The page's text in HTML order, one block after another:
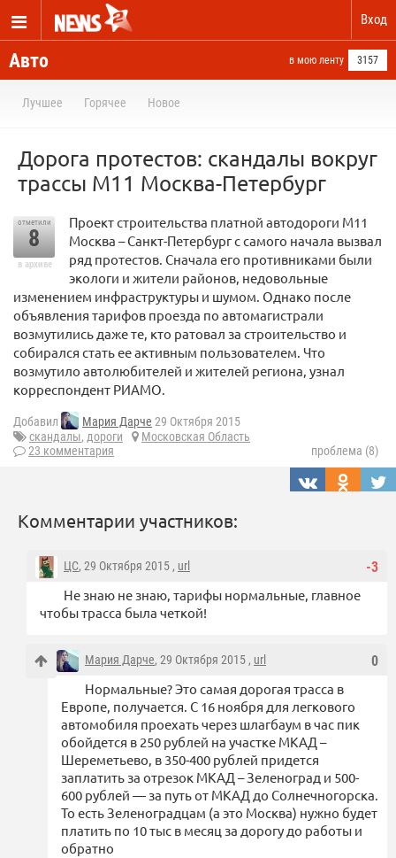
Вход
Авто в мою ленту 3157
Лучшее Горячее Новое
Дорога протестов: скандалы вокруг
трассы М11 Москва-Петербург
отметили
8
в архиве
Проект строительства платной автодороги М11
Москва – Санкт-Петербург с самого начала вызвал
ряд протестов. Сначала его противниками были
экологи и жители районов, недовольные
изменением инфраструктуры и шумом. Однако после
объявления тарифов проезда по автомагистрали
возмутились даже те, кто ратовал за строительство и
собирался стать ее активным пользователем. Что
возмутило автолюбителей и жителей региона, узнал
корреспондент РИАМО.
Добавил Мария Дарче 29 Октября 2015
скандалы, дороги
Московская Область
23 комментария
проблема (8)
Комментарии участников:
-3
ЦС, 29 Октября 2015 , url
Не знаю не знаю, тарифы нормальные, главное
чтобы трасса была четкой!
0
Мария Дарче, 29 Октября 2015 , url
Нормальные? Это самая дорогая трасса в
Европе, получается. С 16 ноября для легкового
автомобиля проехать через шлагбаум в час пик
обойдется в 250 рублей на участке МКАД –
Шереметьево, в 350-400 рублей придется
заплатить за отрезок МКАД – Зеленоград и 500-
600 рублей — за путь от МКАД до Солнечногорска.
То есть Зеленоградцам (а это Москва) нужно будет
платить по 10 тыс в месяц за дорогу до работы и
обратно